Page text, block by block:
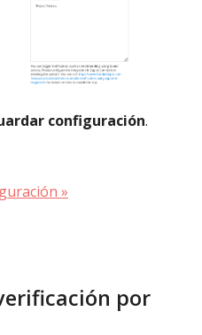
configuración.
»
por